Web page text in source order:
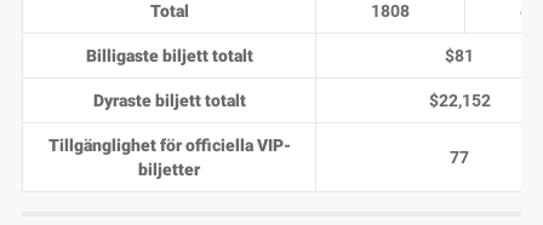
Total 1808
Billigaste biljett totalt $81
Dyraste biljett totalt $22,152
Tillgänglighet för officiella VIP-
biljetter
77